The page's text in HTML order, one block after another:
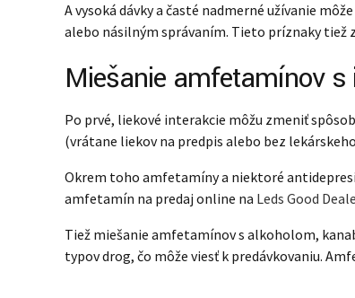
A vysoká dávky a časté nadmerné užívanie
alebo násilným správaním. Tieto príznaky tiež
Miešanie amfetamínov
Po prvé, liekové interakcie môžu zmeniť
(vrátane liekov na predpis alebo bez
Okrem toho amfetamíny a niektoré
amfetamín na predaj online na Leds Good
Tiež miešanie amfetamínov s alkoholom,
typov drog, čo môže viesť k predávkovaniu.